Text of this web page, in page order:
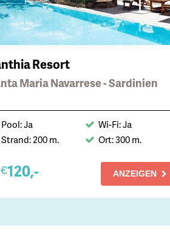
Resort
Maria Navarrese - Sardinien
Pool: Ja
Wi-Fi: Ja
Strand: 200 m.
Ort: 300 m.
€120,- ANZEIGEN